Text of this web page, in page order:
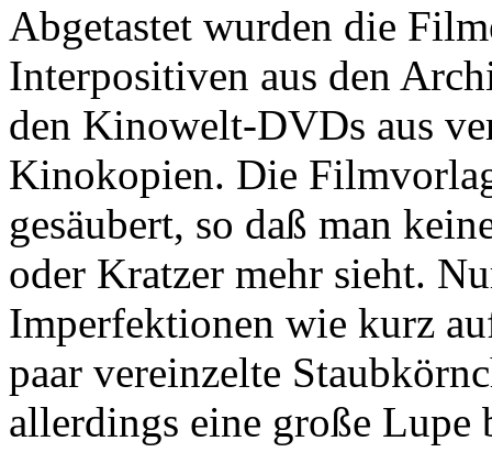
Abgetastet wurden die
Interpositiven aus den
den Kinowelt-DVDs aus
Kinokopien. Die
gesäubert, so daß man
oder Kratzer mehr sieht.
Imperfektionen wie kurz
paar vereinzelte
allerdings eine große Lupe